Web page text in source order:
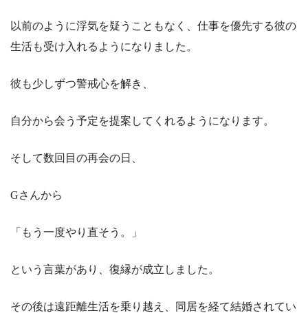
以前のように浮気を疑うこともなく、仕事を優先する彼の
生活も受け入れるようになりました。
彼も少しずつ警戒心を解き、
自分から会う予定を提案してくれるようになります。
そして数回目の再会の日、
Gさんから
「もう一度やり直そう。」
という言葉があり、復縁が成立しました。
その後は遠距離生活を乗り越え、同居を経て結婚されてい